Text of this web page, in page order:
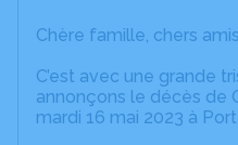
Chère famille, chers
C’est avec une grande
annonçons le décès de
mardi 16 mai 2023 à